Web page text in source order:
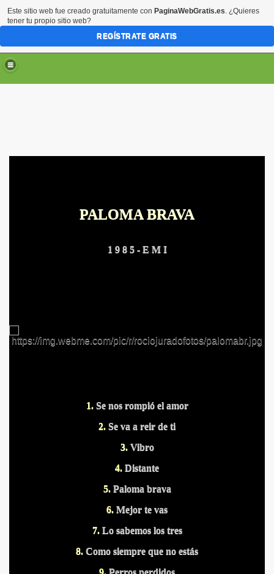
PALOMA BRAVA
1 9 8 5 - E M I
1.Se nos rompió el amor
2. Se va a reir de ti
3.Vibro
4. Distante
5.Paloma brava
6. Mejor te vas
7. Lo sabemos los tres
8. Como siempre que no estás
9. Perros perdidos
Este sitio web fue creado gratuitamente con PaginaWebGratis.es. ¿Quieres
tener tu propio sitio web?
REGÍSTRATE GRATIS